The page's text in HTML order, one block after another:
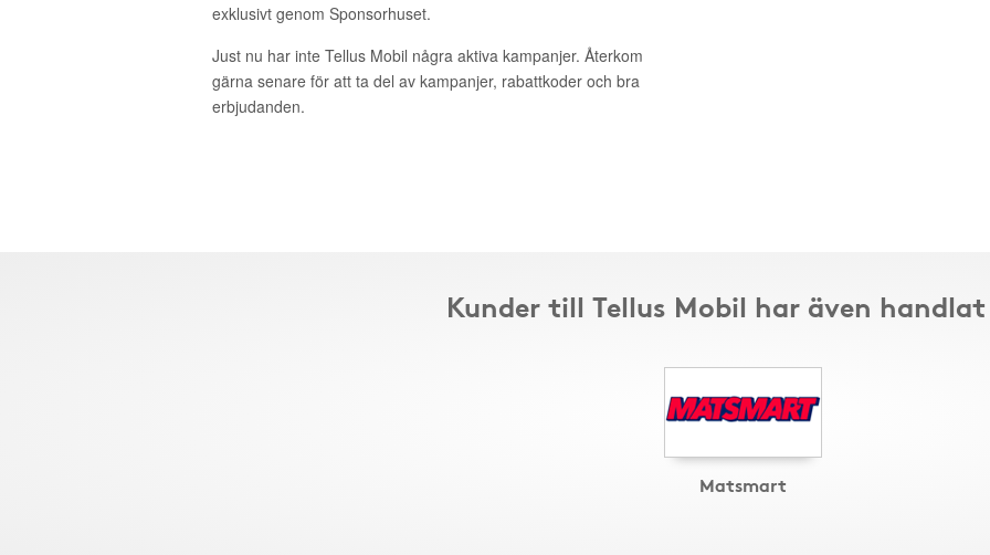
exklusivt genom Sponsorhuset.
Just nu har inte Tellus Mobil några aktiva kampanjer. Återkom
gärna senare för att ta del av kampanjer, rabattkoder och bra
erbjudanden.
Kunder till Tellus Mobil har även
Matsmart